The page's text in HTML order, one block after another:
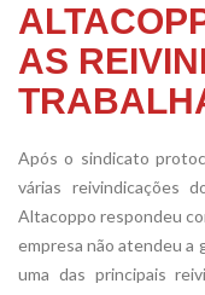
AS
Após o sindicato
várias reivindicações
Altacoppo respondeu
empresa não atendeu a
uma das principais